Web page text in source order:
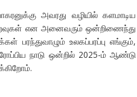
அவரது வழியில் களமாடிய
என அனைவரும் ஒன்றிணைந்து
உலகப்பரப்பு எங்கும்,
நாடு ஒன்றில் 2025-ம் ஆண்டு